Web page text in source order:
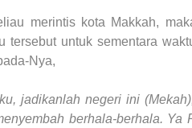
merintis kota Makkah,
tersebut untuk sementara
Nya,
jadikanlah negeri ini
berhala-berhala. Ya